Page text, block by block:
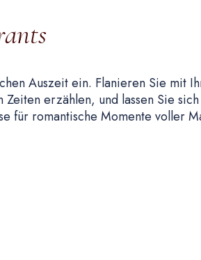
Auszeit ein. Flanieren Sie mit
erzählen, und lassen Sie
für romantische Momente voller